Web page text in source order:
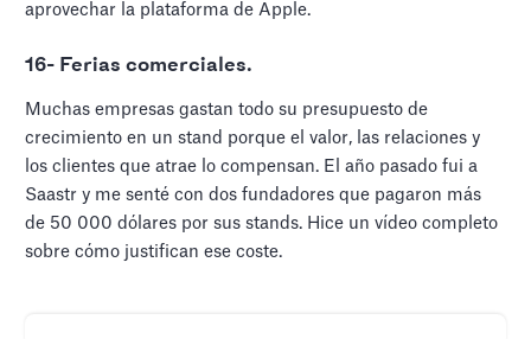
aprovechar la plataforma de Apple.
16- Ferias comerciales.
Muchas empresas gastan todo su presupuesto de
crecimiento en un stand porque el valor, las relaciones y
los clientes que atrae lo compensan. El año pasado fui a
Saastr y me senté con dos fundadores que pagaron más
de 50 000 dólares por sus stands. Hice un vídeo completo
sobre cómo justifican ese coste.